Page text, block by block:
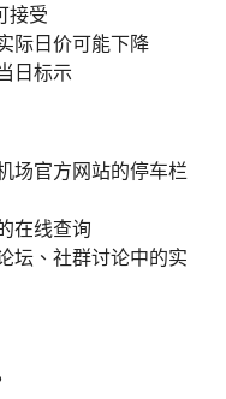
接受
际日价可能下降
日标示
场官方网站的停车栏
在线查询
坛、社群讨论中的实